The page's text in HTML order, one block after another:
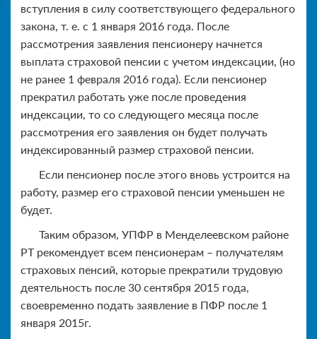
вступления в силу соответствующего федерального
закона, т. е. с 1 января 2016 года. После
рассмотрения заявления пенсионеру начнется
выплата страховой пенсии с учетом индексации, (но
не ранее 1 февраля 2016 года). Если пенсионер
прекратил работать уже после проведения
индексации, то со следующего месяца после
рассмотрения его заявления он будет получать
индексированный размер страховой пенсии.
Если пенсионер после этого вновь устроится на
работу, размер его страховой пенсии уменьшен не
будет.
Таким образом, УПФР в Менделеевском районе
РТ рекомендует всем пенсионерам – получателям
страховых пенсий, которые прекратили трудовую
деятельность после 30 сентября 2015 года,
своевременно подать заявление в ПФР после 1
января 2015г.